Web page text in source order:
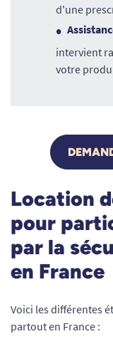
d'une
intervient
votre
Location
pour
par la
en France
Voici les différentes
partout en France :